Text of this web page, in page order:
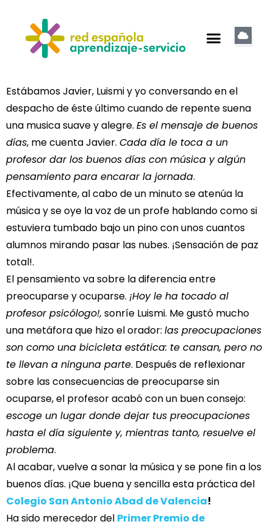
Estábamos Javier, Luismi y yo conversando en el
despacho de éste último cuando de repente suena
una musica suave y alegre. Es el mensaje de buenos
días, me cuenta Javier. Cada día le toca a un
profesor dar los buenos días con música y algún
pensamiento para encarar la jornada.
Efectivamente, al cabo de un minuto se atenúa la
música y se oye la voz de un profe hablando como si
estuviera tumbado bajo un pino con unos cuantos
alumnos mirando pasar las nubes. ¡Sensación de paz
total!.
El pensamiento va sobre la diferencia entre
preocuparse y ocuparse. ¡Hoy le ha tocado al
profesor psicólogo!, sonríe Luismi. Me gustó mucho
una metáfora que hizo el orador: las preocupaciones
son como una bicicleta estática: te cansan, pero no
te llevan a ninguna parte. Después de reflexionar
sobre las consecuencias de preocuparse sin
ocuparse, el profesor acabó con un buen consejo:
escoge un lugar donde dejar tus preocupaciones
hasta el día siguiente y, mientras tanto, resuelve el
problema.
Al acabar, vuelve a sonar la música y se pone fin a los
buenos días. ¡Que buena y sencilla esta práctica del
Colegio San Antonio Abad de Valencia!
Ha sido merecedor del Primer Premio de